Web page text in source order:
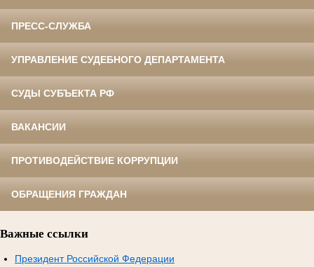
ПРЕСС-СЛУЖБА
УПРАВЛЕНИЕ СУДЕБНОГО ДЕПАРТАМЕНТА
СУДЫ СУБЪЕКТА РФ
ВАКАНСИИ
ПРОТИВОДЕЙСТВИЕ КОРРУПЦИИ
ОБРАЩЕНИЯ ГРАЖДАН
Важные ссылки
Президент Российской Федерации